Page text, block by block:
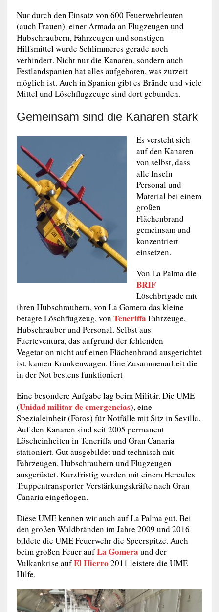
Nur durch den Einsatz von 600 Feuerwehrleuten
(auch Frauen), einer Armada an Flugzeugen und
Hubschraubern, Fahrzeugen und sonstigen
Hilfsmittel wurde Schlimmeres gerade noch
verhindert. Nicht nur die Kanaren, sondern auch
Festlandspanien hat alles aufgeboten, was zurzeit
möglich ist. Auch in Spanien gibt es Brände und viele
Mittel und Löschflugzeuge sind dort gebunden.
Gemeinsam sind die Kanaren stark
Es versteht sich
auf den Kanaren
von selbst, dass
alle Inseln
Personal und
Material bei einem
großen
Flächenbrand
gemeinsam und
konzentriert
einsetzen.
Von La Palma die
BRIF
Löschbrigade mit
ihren Hubschraubern, von La Gomera das kleine
betagte Löschflugzeug, von Teneriffa Fahrzeuge,
Hubschrauber und Personal. Selbst aus
Fuerteventura, das aufgrund der fehlenden
Vegetation nicht auf einen Flächenbrand ausgerichtet
ist, kamen Krankenwagen. Eine Zusammenarbeit die
in der Not bestens funktioniert
Eine besondere Aufgabe lag beim Militär. Die UME
(Unidad militar de emergencias), eine
Spezialeinheit (Fotos) für Notfälle mit Sitz in Sevilla.
Auf den Kanaren sind seit 2005 permanent
Löscheinheiten in Teneriffa und Gran Canaria
stationiert. Gut ausgebildet und technisch mit
Fahrzeugen, Hubschraubern und Flugzeugen
ausgerüstet. Kurzfristig wurden mit einem Hercules
Truppentransporter Verstärkungskräfte nach Gran
Canaria eingeflogen.
Diese UME kennen wir auch auf La Palma gut. Bei
den großen Waldbränden im Jahre 2009 und 2016
bildete die UME Feuerwehr die Speerspitze. Auch
beim großen Feuer aufLa Gomera und der
Vulkankrise aufEl Hierro 2011 leistete die UME
Hilfe.